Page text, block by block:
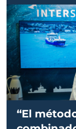
“El